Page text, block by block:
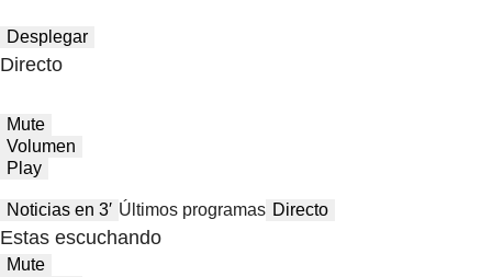
Desplegar
Directo
Mute
Volumen
Play
Noticias en 3′ Últimos programas Directo
Estas escuchando
Mute